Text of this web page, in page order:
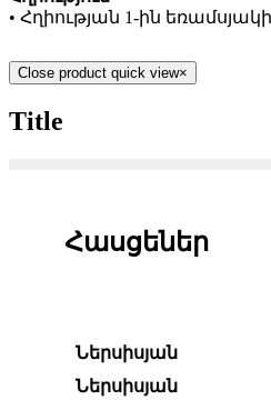
• Հղիության 1-ին
Close product quick view×
Title
Հասցեներ
Ներսիսյան
Ներսիսյան